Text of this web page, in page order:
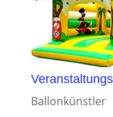
Ballonkünstler